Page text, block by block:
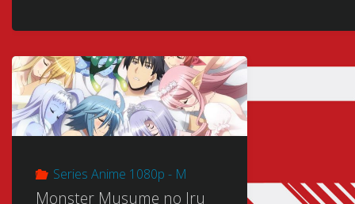
Series Anime 1080p - M
Monster Musume no Iru